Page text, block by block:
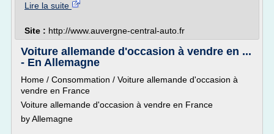
Lire la suite
Site : http://www.auvergne-central-auto.fr
Voiture allemande d'occasion à vendre en ...
- En Allemagne
Home / Consommation / Voiture allemande d'occasion à
vendre en France
Voiture allemande d'occasion à vendre en France
by Allemagne